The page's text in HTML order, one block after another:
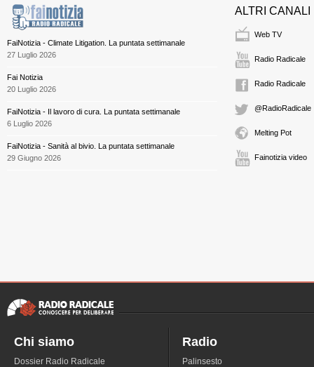
FaiNotizia - Climate Litigation. La puntata settimanale
27 Luglio 2026
Fai Notizia
20 Luglio 2026
FaiNotizia - Il lavoro di cura. La puntata settimanale
6 Luglio 2026
FaiNotizia - Sanità al bivio. La puntata settimanale
29 Giugno 2026
ALTRI CANALI
Web TV
Radio Radicale
Radio Radicale
@RadioRadicale
Melting Pot
Fainotizia video
Chi siamo
Dossier Radio Radicale
Radio
Palinsesto